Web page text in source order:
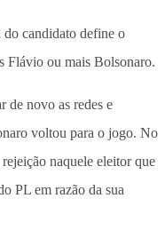
do candidato define o
Flávio ou mais Bolsonaro.
de novo as redes e
voltou para o jogo. No
naquele eleitor que
PL em razão da sua